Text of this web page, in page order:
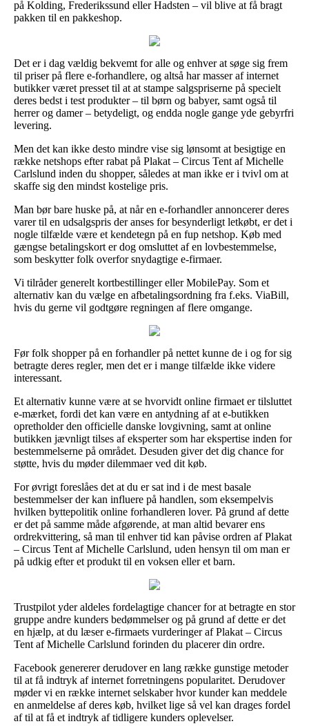
på Kolding, Frederikssund eller Hadsten – vil blive at få bragt
pakken til en pakkeshop.
Det er i dag vældig bekvemt for alle og enhver at søge sig frem
til priser på flere e-forhandlere, og altså har masser af internet
butikker været presset til at at stampe salgspriserne på specielt
deres bedst i test produkter – til børn og babyer, samt også til
herrer og damer – betydeligt, og endda nogle gange yde gebyrfri
levering.
Men det kan ikke desto mindre vise sig lønsomt at besigtige en
række netshops efter rabat på Plakat – Circus Tent af Michelle
Carlslund inden du shopper, således at man ikke er i tvivl om at
skaffe sig den mindst kostelige pris.
Man bør bare huske på, at når en e-forhandler annoncerer deres
varer til en udsalgspris der anses for besynderligt letkøbt, er det i
nogle tilfælde være et kendetegn på en fup netshop. Køb med
gængse betalingskort er dog omsluttet af en lovbestemmelse,
som beskytter folk overfor snydagtige e-firmaer.
Vi tilråder generelt kortbestillinger eller MobilePay. Som et
alternativ kan du vælge en afbetalingsordning fra f.eks. ViaBill,
hvis du gerne vil godtgøre regningen af flere omgange.
Før folk shopper på en forhandler på nettet kunne de i og for sig
betragte deres regler, men det er i mange tilfælde ikke videre
interessant.
Et alternativ kunne være at se hvorvidt online firmaet er tilsluttet
e-mærket, fordi det kan være en antydning af at e-butikken
opretholder den officielle danske lovgivning, samt at online
butikken jævnligt tilses af eksperter som har ekspertise inden for
bestemmelserne på området. Desuden giver det dig chance for
støtte, hvis du møder dilemmaer ved dit køb.
For øvrigt foreslåes det at du er sat ind i de mest basale
bestemmelser der kan influere på handlen, som eksempelvis
hvilken byttepolitik online forhandleren lover. På grund af dette
er det på samme måde afgørende, at man altid bevarer ens
ordrekvittering, så man til enhver tid kan påvise ordren af Plakat
– Circus Tent af Michelle Carlslund, uden hensyn til om man er
på udkig efter et produkt til en voksen eller et barn.
Trustpilot yder aldeles fordelagtige chancer for at betragte en stor
gruppe andre kunders bedømmelser og på grund af dette er det
en hjælp, at du læser e-firmaets vurderinger af Plakat – Circus
Tent af Michelle Carlslund forinden du placerer din ordre.
Facebook genererer derudover en lang række gunstige metoder
til at få indtryk af internet forretningens popularitet. Derudover
møder vi en række internet selskaber hvor kunder kan meddele
en anmeldelse af deres køb, hvilket lige så vel kan drages fordel
af til at få et indtryk af tidligere kunders oplevelser.